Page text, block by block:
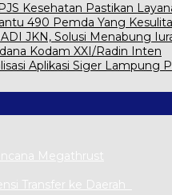
Kesehatan Pastikan
490 Pemda Yang
JKN, Solusi Menabung
Kodam XXI/Radin Inten
Aplikasi Siger Lampung
Megathrust
Transfer ke Daerah